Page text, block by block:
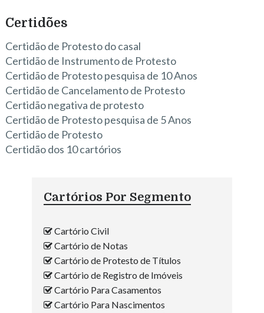
Certidões
Certidão de Protesto do casal
Certidão de Instrumento de Protesto
Certidão de Protesto pesquisa de 10 Anos
Certidão de Cancelamento de Protesto
Certidão negativa de protesto
Certidão de Protesto pesquisa de 5 Anos
Certidão de Protesto
Certidão dos 10 cartórios
Cartórios Por Segmento
Cartório Civil
Cartório de Notas
Cartório de Protesto de Títulos
Cartório de Registro de Imóveis
Cartório Para Casamentos
Cartório Para Nascimentos